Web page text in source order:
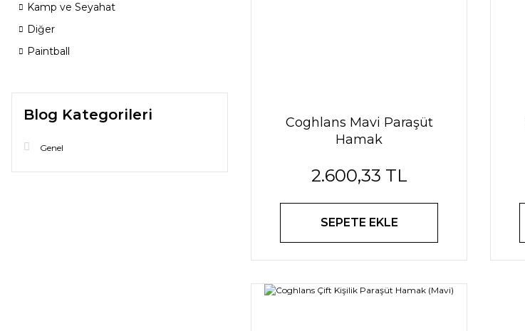
Kamp ve Seyahat
Diğer
Paintball
Blog Kategorileri
Genel
Coghlans Mavi Paraşüt
Hamak
2.600,33 TL
SEPETE EKLE